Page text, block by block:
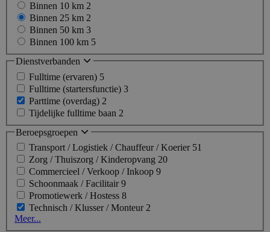
Binnen 10 km 2
Binnen 25 km 2
Binnen 50 km 3
Binnen 100 km 5
Dienstverbanden
Fulltime (ervaren) 5
Fulltime (startersfunctie) 3
Parttime (overdag) 2
Tijdelijke fulltime baan 2
Beroepsgroepen
Transport / Logistiek / Chauffeur / Koerier 51
Zorg / Thuiszorg / Kinderopvang 20
Commercieel / Verkoop / Inkoop 9
Schoonmaak / Facilitair9
Promotiewerk / Hostess 8
Technisch / Klusser / Monteur2
Meer...